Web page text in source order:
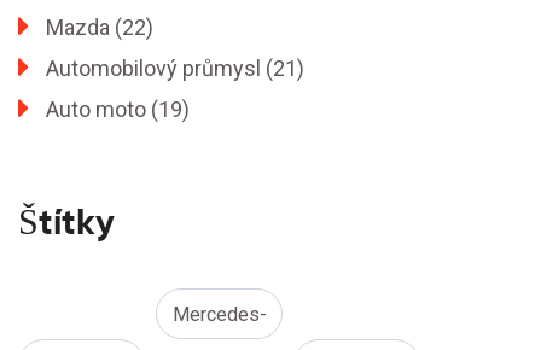
Mazda (22)
Automobilový průmysl (21)
Auto moto (19)
Štítky
Mercedes-